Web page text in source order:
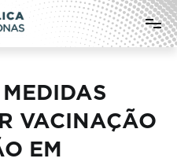
do Estado do
VACINAÇÃO
EM